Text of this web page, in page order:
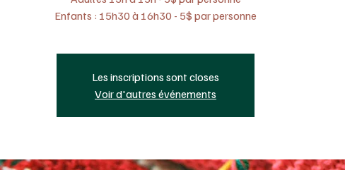
Les inscriptions sont closes
Voir d'autres événements